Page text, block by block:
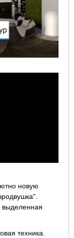
новую
выделенная
техника.